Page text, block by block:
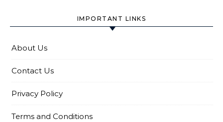
IMPORTANT LINKS
About Us
Contact Us
Privacy Policy
Terms and Conditions